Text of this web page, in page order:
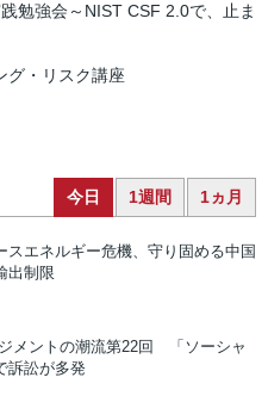
勉強会～NIST CSF 2.0で、止ま
グ・リスク講座
今日 1週間 1ヵ月
スエネルギー危機、守り固める中国
出制限
メントの潮流第22回 「ソーシャ
訴訟が多発